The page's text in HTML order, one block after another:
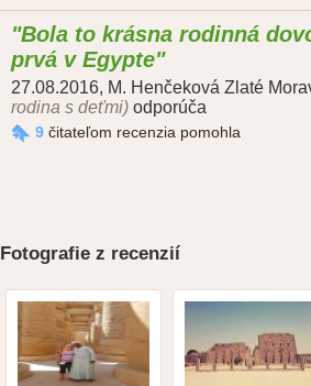
Bola to krásna rodinná
prvá v Egypte
27.08.2016, M. Henčeková Zlaté
rodina s deťmi) odporúča
9 čitateľom recenzia pomohla
Fotografie z recenzií